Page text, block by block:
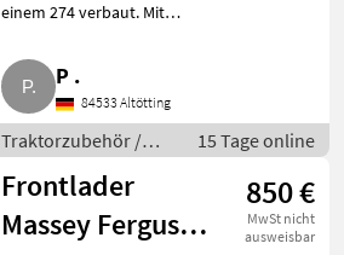
einem 274 verbaut. Mit
Ich verkaufe ihn als
Bastlerware, ohne
Gewährleistung und ohne
Sachmängelhaftung.
P .
84533 Altötting
Traktorzubehör /
Frontlader
15 Tage online
Frontlader
Massey Ferguson
850 €
MwSt nicht
ausweisbar